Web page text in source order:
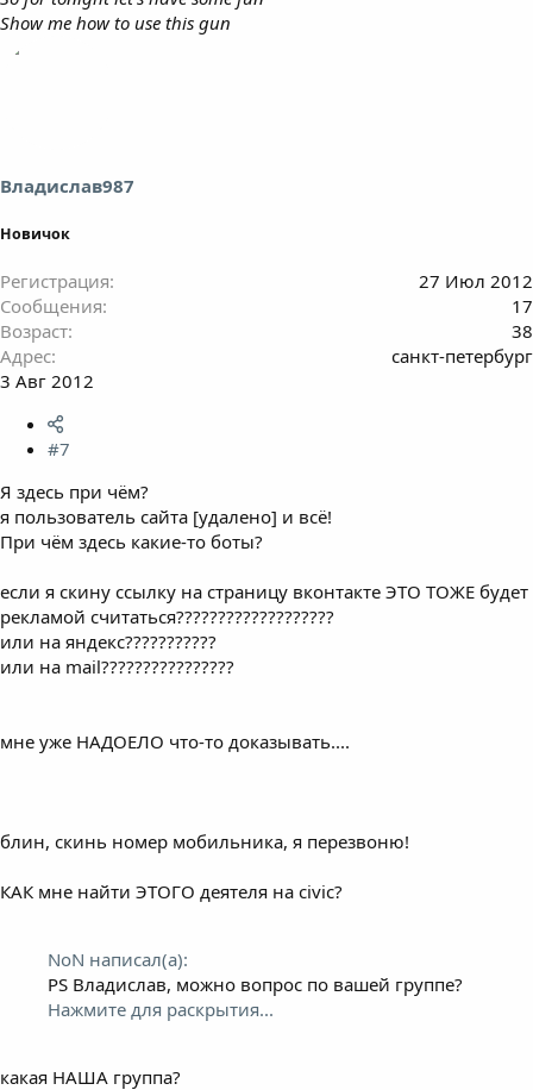
Show me how to use this gun
Владислав987
Новичок
Регистрация
27 Июл 2012
Сообщения
17
Возраст
38
Адрес
санкт-петербург
3 Авг 2012
#7
Я здесь при чём?
я пользователь сайта [удалено] и всё!
При чём здесь какие-то боты?
если я скину ссылку на страницу вконтакте ЭТО ТОЖЕ будет
рекламой считаться???????????????????
или на яндекс???????????
или на mail????????????????
мне уже НАДОЕЛО что-то доказывать....
блин, скинь номер мобильника, я перезвоню!
КАК мне найти ЭТОГО деятеля на civic?
NoN написал(а):
PS Владислав, можно вопрос по вашей группе?
Нажмите для раскрытия...
какая НАША группа?